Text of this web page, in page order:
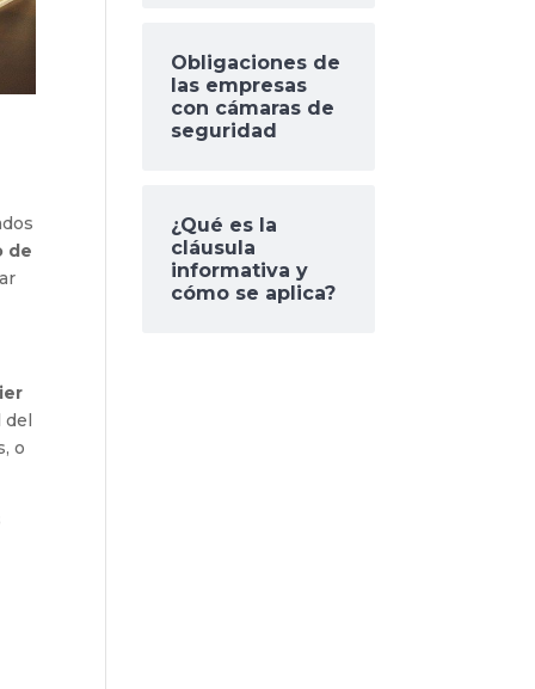
de
del
o
Obligaciones de
las empresas
con cámaras de
seguridad
¿Qué es la
cláusula
informativa y
cómo se aplica?